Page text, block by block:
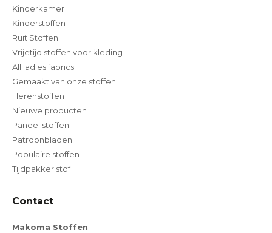
Kinderkamer
Kinderstoffen
Ruit Stoffen
Vrijetijd stoffen voor kleding
All ladies fabrics
Gemaakt van onze stoffen
Herenstoffen
Nieuwe producten
Paneel stoffen
Patroonbladen
Populaire stoffen
Tijdpakker stof
Contact
Makoma Stoffen